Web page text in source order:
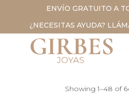
ENVÍO GRATUITO A
¿NECESITAS AYUDA?
Showing 1–48 of